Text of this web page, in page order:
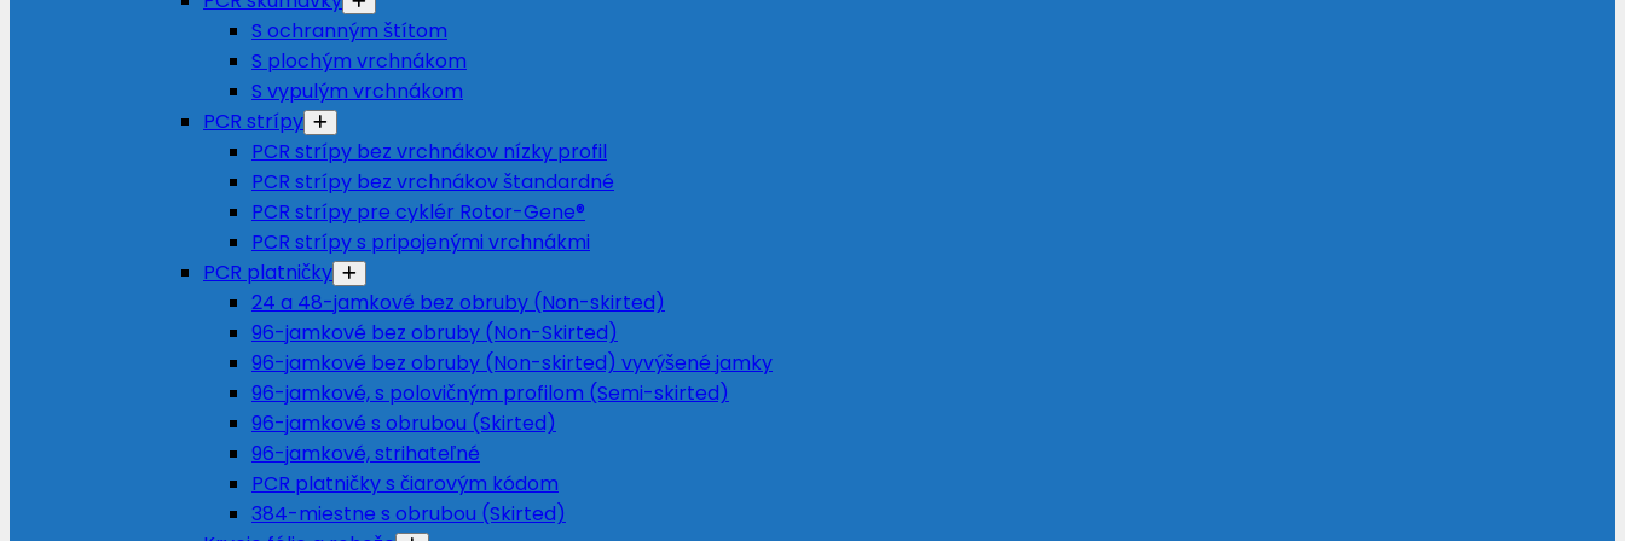
S ochranným štítom
S plochým vrchnákom
S vypulým vrchnákom
PCR strípy
PCR strípy bez vrchnákov nízky profil
PCR strípy bez vrchnákov štandardné
PCR strípy pre cyklér Rotor-Gene®
PCR strípy s pripojenými vrchnákmi
PCR platničky
24 a 48-jamkové bez obruby (Non-skirted)
96-jamkové bez obruby (Non-Skirted)
96-jamkové bez obruby (Non-skirted) vyvýšené jamky
96-jamkové, s polovičným profilom (Semi-skirted)
96-jamkové s obrubou (Skirted)
96-jamkové, strihateľné
PCR platničky s čiarovým kódom
384-miestne s obrubou (Skirted)